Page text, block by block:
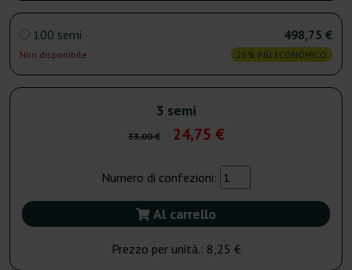
100 semi
Non disponibile
498,75 €
25% PIÙ ECONOMICO
3 semi
33,00 € 24,75 €
Numero di confezioni:
Al carrello
Prezzo per unità.: 8,25 €